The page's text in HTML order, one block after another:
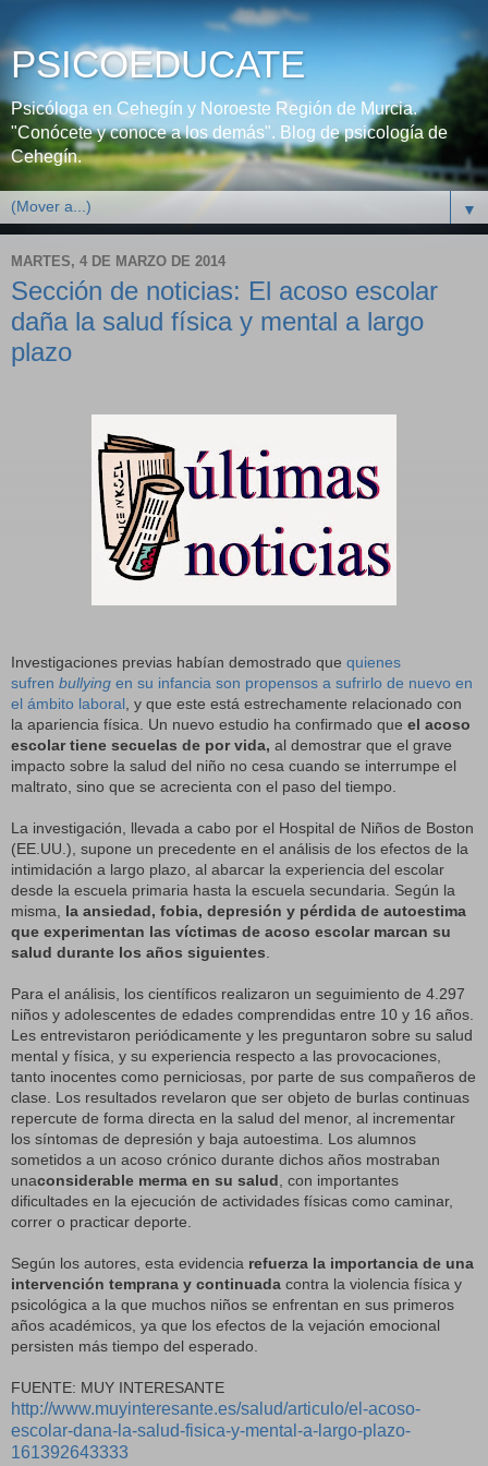
PSICOEDUCATE
Psicóloga en Cehegín y Noroeste Región de Murcia.
"Conócete y conoce a los demás". Blog de psicología de
Cehegín.
▼
MARTES, 4 DE MARZO DE 2014
Sección de noticias: El acoso escolar
daña la salud física y mental a largo
plazo
Investigaciones previas habían demostrado que quienes
sufren bullying en su infancia son propensos a sufrirlo de nuevo en
el ámbito laboral , y que este está estrechamente relacionado con
la apariencia física. Un nuevo estudio ha confirmado que el acoso
escolar tiene secuelas de por vida, al demostrar que el grave
impacto sobre la salud del niño no cesa cuando se interrumpe el
maltrato, sino que se acrecienta con el paso del tiempo.
La investigación, llevada a cabo por el Hospital de Niños de Boston
(EE.UU.), supone un precedente en el análisis de los efectos de la
intimidación a largo plazo, al abarcar la experiencia del escolar
desde la escuela primaria hasta la escuela secundaria. Según la
misma,
la ansiedad, fobia, depresión y pérdida de autoestima
que experimentan las víctimas de acoso escolar marcan su
salud durante los años siguientes
Para el análisis, los científicos realizaron un seguimiento de 4.297
niños y adolescentes de edades comprendidas entre 10 y 16 años.
Les entrevistaron periódicamente y les preguntaron sobre su salud
mental y física, y su experiencia respecto a las provocaciones,
tanto inocentes como perniciosas, por parte de sus compañeros de
clase. Los resultados revelaron que ser objeto de burlas continuas
repercute de forma directa en la salud del menor, al incrementar
los síntomas de depresión y baja autoestima. Los alumnos
sometidos a un acoso crónico durante dichos años mostraban
unaconsiderable merma en su salud , con importantes
dificultades en la ejecución de actividades físicas como caminar,
correr o practicar deporte.
Según los autores, esta evidencia refuerza la importancia de una
intervención temprana y continuada contra la violencia física y
psicológica a la que muchos niños se enfrentan en sus primeros
años académicos, ya que los efectos de la vejación emocional
persisten más tiempo del esperado.
FUENTE: MUY INTERESANTE
http://www.muyinteresante.es/salud/articulo/el-acoso-
escolar-dana-la-salud-fisica-y-mental-a-largo-plazo-
161392643333